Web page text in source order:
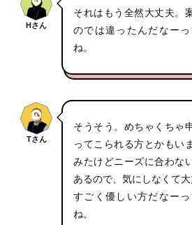
Hさん
それはもう全然大丈夫。
のでは違ったんだなー
ね。
Tさん
そうそう。めちゃくちゃ
ってこられる方とかもい
みたけどニーズに合わな
あるので、気にしなくて大
すごく優しい方だなー
ね。